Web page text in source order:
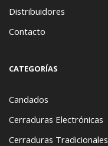
Distribuidores
Contacto
CATEGORÍAS
Candados
Cerraduras Electrónicas
Cerraduras Tradicionales